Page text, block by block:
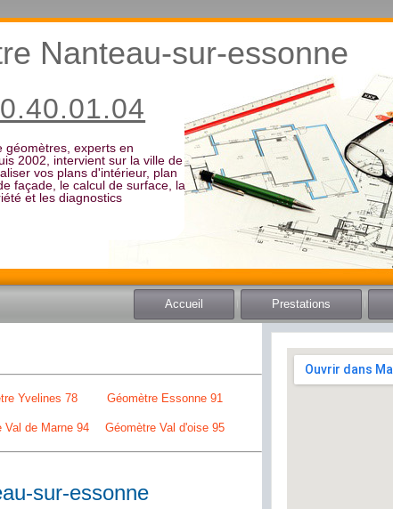
géomètres, experts en
2002, intervient sur la ville de
vos plans d'intérieur, plan
façade, le calcul de surface, la
et les diagnostics
Nanteau-sur-essonne
Accueil Prestations
Yvelines 78 Géomètre Essonne 91
Val de Marne 94 Géomètre Val d'oise 95
sur-essonne